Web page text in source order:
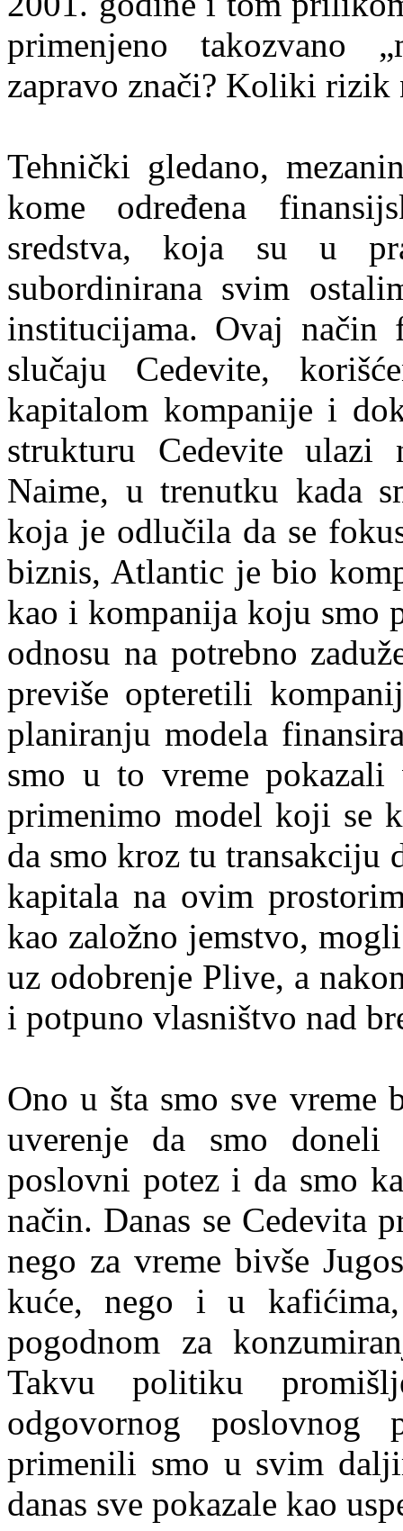
primenjeno takozvano
zapravo znači? Koliki rizik
Tehnički gledano,
kome određena
sredstva, koja su u
subordinirana svim
institucijama. Ovaj
slučaju Cedevite,
kapitalom kompanije i
strukturu Cedevite ulazi
Naime, u trenutku kada
koja je odlučila da se
biznis, Atlantic je bio
kao i kompanija koju smo
odnosu na potrebno
previše opteretili
planiranju modela
smo u to vreme
primenimo model koji se
da smo kroz tu
kapitala na ovim
kao založno jemstvo,
uz odobrenje Plive, a
i potpuno vlasništvo nad
Ono u šta smo sve vreme
uverenje da smo
poslovni potez i da smo
način. Danas se Cedevita
nego za vreme bivše
kuće, nego i u
pogodnom za
Takvu politiku
odgovornog poslovnog
primenili smo u svim
danas sve pokazale kao